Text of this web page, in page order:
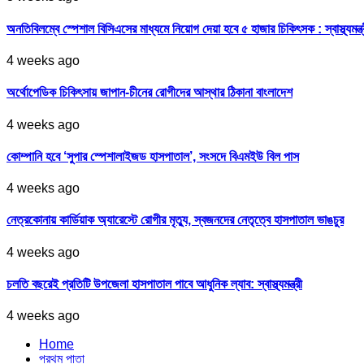
অনতিবিলম্বে স্পেশাল বিসিএসের মাধ্যমে নিয়োগ দেয়া হবে ৫ হাজার চিকিৎসক :
4 weeks ago
অর্থোপেডিক চিকিৎসায় জাপান-চীনের রোগীদের আস্থার ঠিকানা বাংলাদেশ
4 weeks ago
কোম্পানি হবে ‘সুপার স্পেশালাইজড হাসপাতাল’, সংসদে বিএমইউ বিল পাস
4 weeks ago
নেত্রকোনায় কার্ডিয়াক অ্যারেস্টে রোগীর মৃত্যু, স্বজনদের নেতৃত্বে হাসপাতাল ভাঙচুর
4 weeks ago
চলতি বছরেই প্রতিটি উপজেলা হাসপাতাল পাবে আধুনিক ল্যাব: স্বাস্থ্যমন্ত্রী
4 weeks ago
Home
প্রথম পাতা